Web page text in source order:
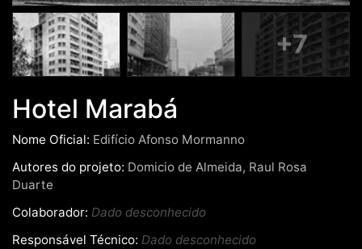
+7
Hotel Marabá
Nome Oficial: Edifício Afonso Mormanno
Autores do projeto: Domicio de Almeida, Raul Rosa
Duarte
Colaborador: Dado desconhecido
Responsável Técnico: Dado desconhecido